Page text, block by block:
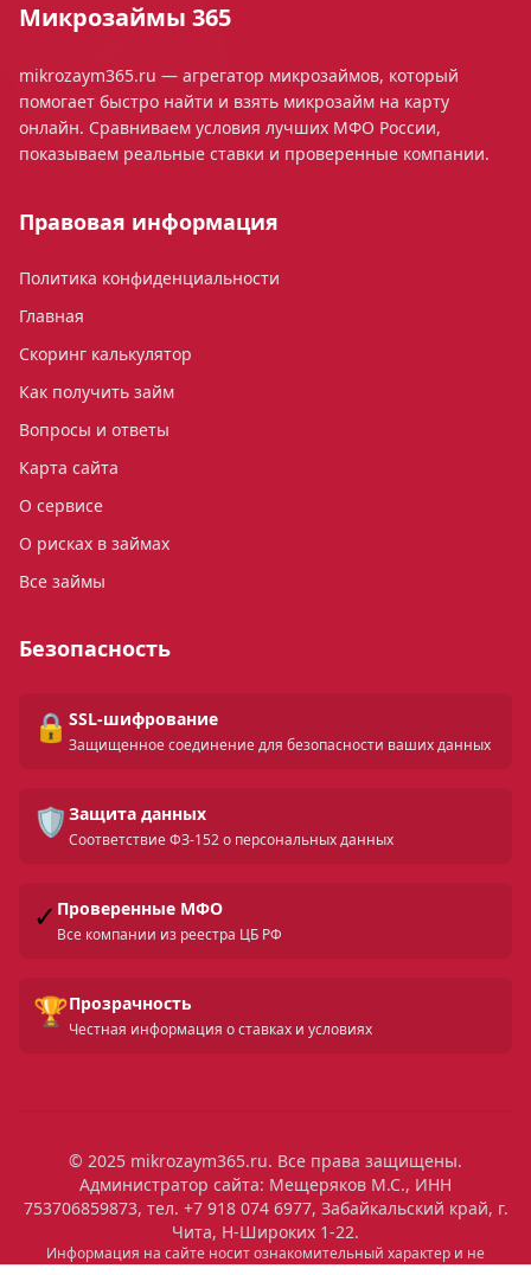
Микрозаймы 365
mikrozaym365.ru — агрегатор микрозаймов, который
помогает быстро найти и взять микрозайм на карту
онлайн. Сравниваем условия лучших МФО России,
показываем реальные ставки и проверенные компании.
Правовая информация
Политика конфиденциальности
Главная
Скоринг калькулятор
Как получить займ
Вопросы и ответы
Карта сайта
О сервисе
О рисках в займах
Все займы
Безопасность
🔒 SSL-шифрование
Защищенное соединение для безопасности ваших данных
🛡️ Защита данных
Соответствие ФЗ-152 о персональных данных
✓ Проверенные МФО
Все компании из реестра ЦБ РФ
🏆Прозрачность
Честная информация о ставках и условиях
© 2025 mikrozaym365.ru. Все права защищены.
Администратор сайта: Мещеряков М.С., ИНН
753706859873, тел. +7 918 074 6977, Забайкальский край, г.
Чита, Н-Широких 1-22.
Информация на сайте носит ознакомительный характер и не